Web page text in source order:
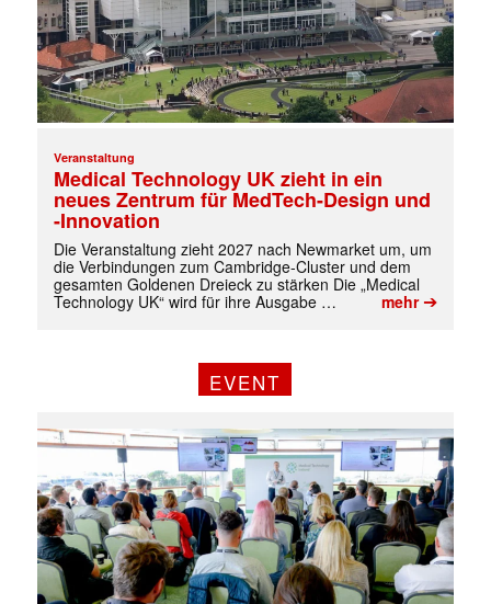
Veranstaltung
Medical Technology UK zieht in ein
neues Zentrum für MedTech-Design und
-Innovation
Die Veranstaltung zieht 2027 nach Newmarket um, um
die Verbindungen zum Cambridge-Cluster und dem
gesamten Goldenen Dreieck zu stärken Die „Medical
Technology UK“ wird für ihre Ausgabe …
mehr➔
EVENT